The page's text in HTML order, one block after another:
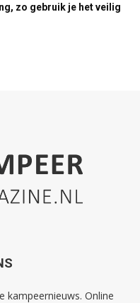
zo gebruik je het veilig
kampeernieuws. Online